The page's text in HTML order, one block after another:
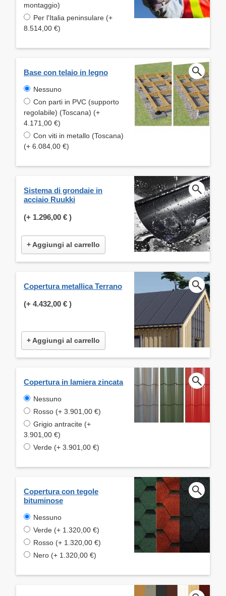
montaggio)
Per l'Italia peninsulare (+
8.514,00 €)
Base con telaio in legno
Nessuno
Con parti in PVC (supporto
regolabile) (Toscana) (+
4.171,00 €)
Con viti in metallo (Toscana)
(+ 6.084,00 €)
Sistema di grondaie in
acciaio Ruukki
(+ 1.296,00 € )
+ Aggiungi al carrello
Copertura metallica Terrano
(+ 4.432,00 € )
+ Aggiungi al carrello
Copertura in lamiera zincata
Nessuno
Rosso (+ 3.901,00 €)
Grigio antracite (+
3.901,00 €)
Verde (+ 3.901,00 €)
Copertura con tegole
bituminose
Nessuno
Verde (+ 1.320,00 €)
Rosso (+ 1.320,00 €)
Nero (+ 1.320,00 €)